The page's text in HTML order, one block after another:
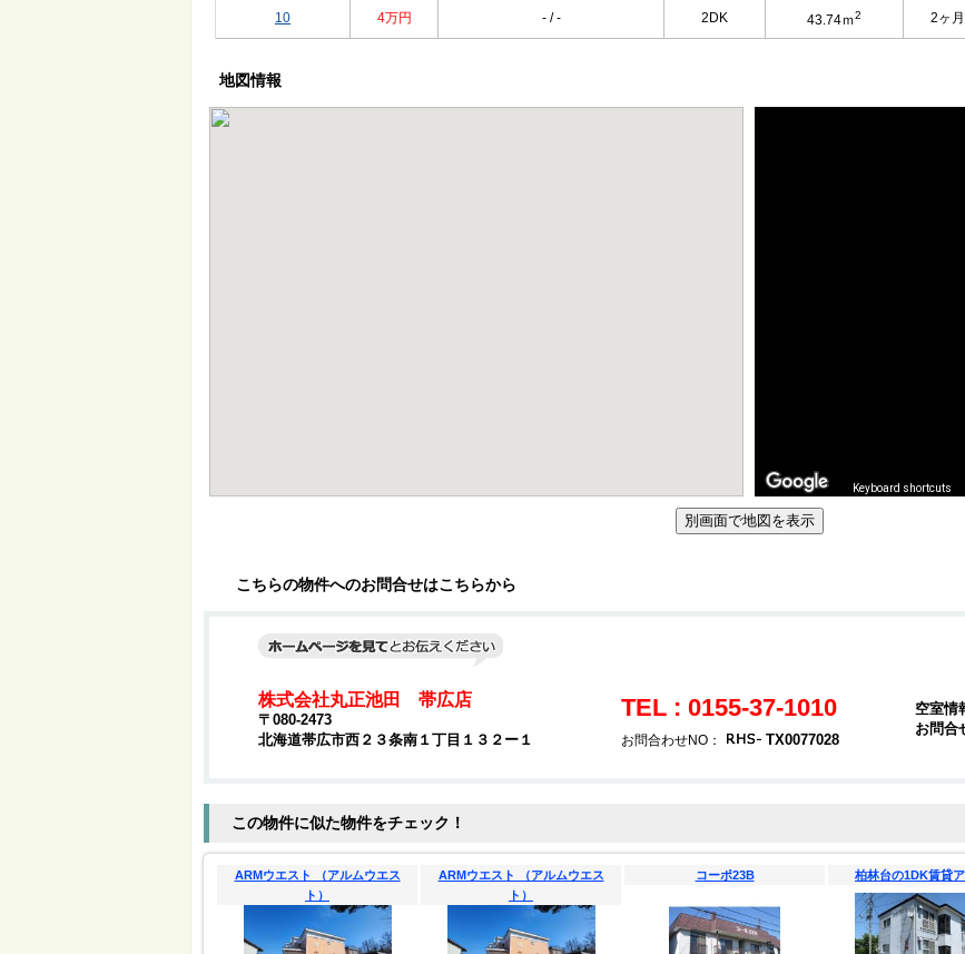
10 4万円 - / - 2DK 43.74ｍ2 2ヶ月
地図情報
Keyboard shortcuts
こちらの物件へのお問合せはこちらから
株式会社丸正池田 帯広店
〒080-2473
北海道帯広市西２３条南１丁目１３２ー１
TEL : 0155-37-1010
お問合わせNO： TX0077028
空室情
お問合
この物件に似た物件をチェック！
ARMウエスト （アルムウエス
ト）
ARMウエスト （アルムウエス
ト）
コーポ23B 柏林台の1DK賃貸